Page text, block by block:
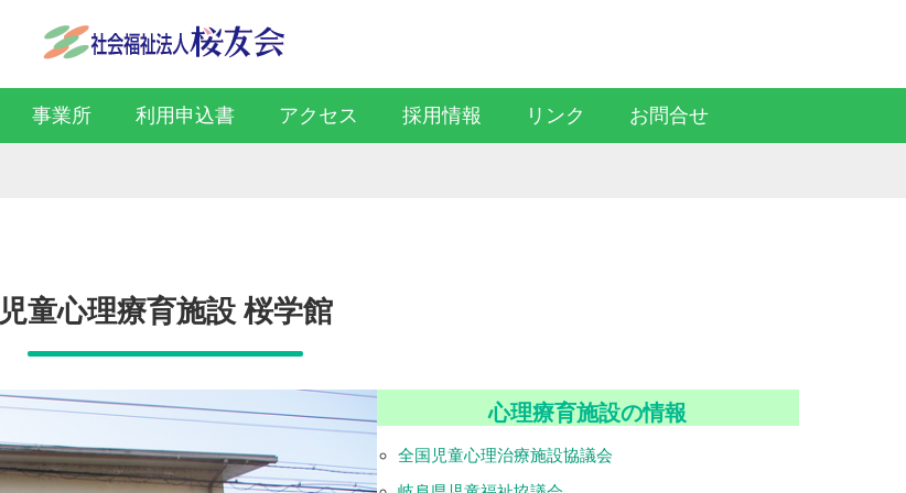
事業所 利用申込書 アクセス 採用情報 リンク お問合せ
児童心理療育施設 桜学館
心理療育施設の情報
全国児童心理治療施設協議会